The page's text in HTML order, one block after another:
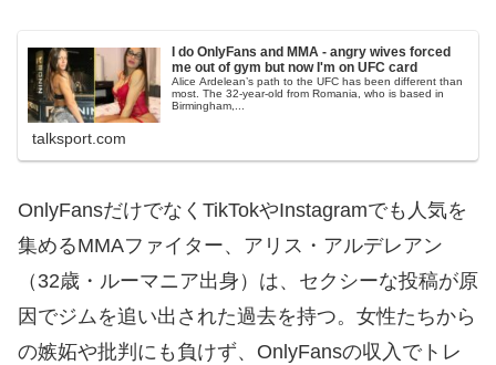
I do OnlyFans and MMA - angry wives forced
me out of gym but now I'm on UFC card
Alice Ardelean’s path to the UFC has been different than
most. The 32-year-old from Romania, who is based in
Birmingham,...
talksport.com
OnlyFansだけでなくTikTokやInstagramでも人気を
集めるMMAファイター、アリス・アルデレアン
（32歳・ルーマニア出身）は、セクシーな投稿が原
因でジムを追い出された過去を持つ。女性たちから
の嫉妬や批判にも負けず、OnlyFansの収入でトレ